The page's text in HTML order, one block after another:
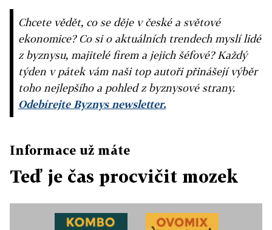
Chcete vědět, co se děje v české a světové
ekonomice? Co si o aktuálních trendech myslí lidé
z byznysu, majitelé firem a jejich šéfové? Každý
týden v pátek vám naši top autoři přinášejí výběr
toho nejlepšího a pohled z byznysové strany.
Odebírejte Byznys newsletter.
Informace už máte
Teď je čas procvičit mozek